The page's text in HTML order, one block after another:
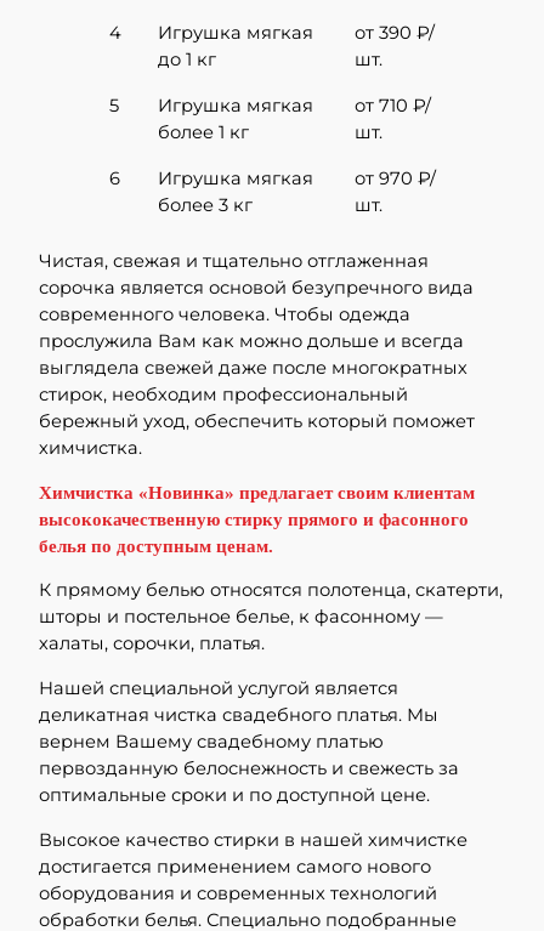
4
Игрушка мягкая
до 1 кг
от 390 ₽/
шт.
5
Игрушка мягкая
более 1 кг
от 710 ₽/
шт.
6
Игрушка мягкая
более 3 кг
от 970 ₽/
шт.
Чистая, свежая и тщательно отглаженная
сорочка является основой безупречного вида
современного человека. Чтобы одежда
прослужила Вам как можно дольше и всегда
выглядела свежей даже после многократных
стирок, необходим профессиональный
бережный уход, обеспечить который поможет
химчистка.
Химчистка «Новинка» предлагает своим клиентам
высококачественную стирку прямого и фасонного
белья по доступным ценам.
К прямому белью относятся полотенца, скатерти,
шторы и постельное белье, к фасонному —
халаты, сорочки, платья.
Нашей специальной услугой является
деликатная чистка свадебного платья. Мы
вернем Вашему свадебному платью
первозданную белоснежность и свежесть за
оптимальные сроки и по доступной цене.
Высокое качество стирки в нашей химчистке
достигается применением самого нового
оборудования и современных технологий
обработки белья. Специально подобранные